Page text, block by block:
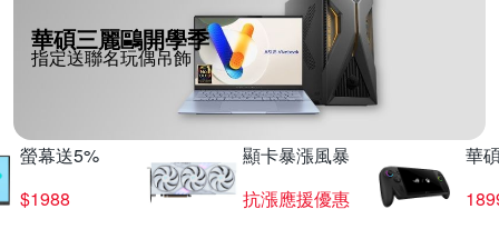
華碩三麗鷗開學季
指定送聯名玩偶吊飾
螢幕送5%
$1988
顯卡暴漲風暴
抗漲應援優惠
華